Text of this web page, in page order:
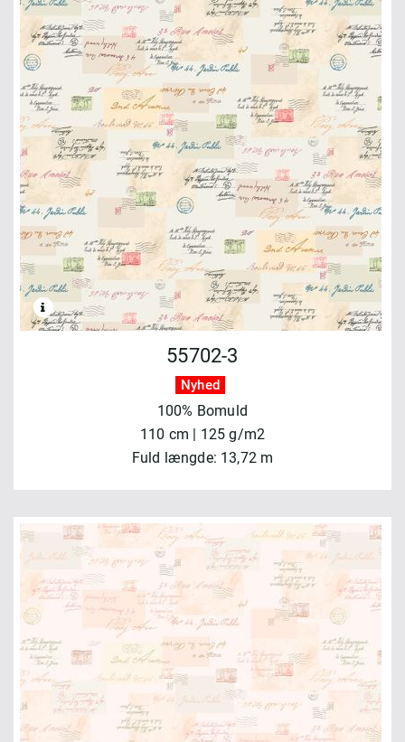
55702-3
Nyhed
100% Bomuld
110 cm | 125 g/m2
Fuld længde: 13,72 m